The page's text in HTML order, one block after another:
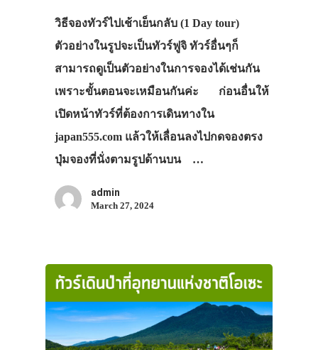
วิธีจองทัวร์ไปเช้าเย็นกลับ (1 Day tour)
ตัวอย่างในรูปจะเป็นทัวร์ฟูจิ ทัวร์อื่นๆก็
สามารถดูเป็นตัวอย่างในการจองได้เช่นกัน
เพราะขั้นตอนจะเหมือนกันค่ะ ก่อนอื่นให้
เปิดหน้าทัวร์ที่ต้องการเดินทางใน
japan555.com แล้วให้เลื่อนลงไปกดจองตรง
ปุ่มจองที่นั่งตามรูปด้านบน …
admin
March 27, 2024